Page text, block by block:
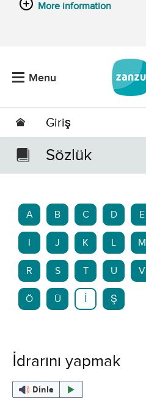
More information
Menu
Giriş
Sözlük
A B C D E
J K L M
R S T U V
Ö Ü Ş
İdrarını yapmak
Dinle